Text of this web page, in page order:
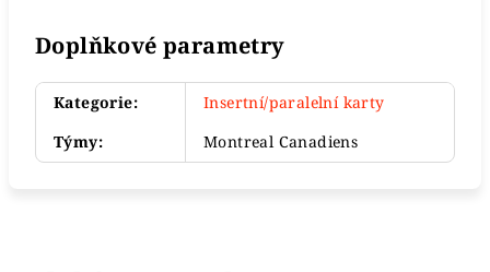
Doplňkové parametry
Kategorie:
Insertní/paralelní karty
Týmy: Montreal Canadiens